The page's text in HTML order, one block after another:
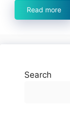
Read more
Search